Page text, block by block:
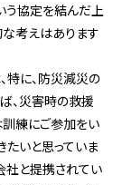
う協定を結んだ上
な考えはあります
特に、防災減災の
、災害時の救援
訓練にご参加をい
たいと思っていま
社と提携されてい